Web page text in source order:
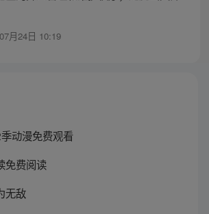
月24日 10:19
动漫免费观看
免费阅读
无敌